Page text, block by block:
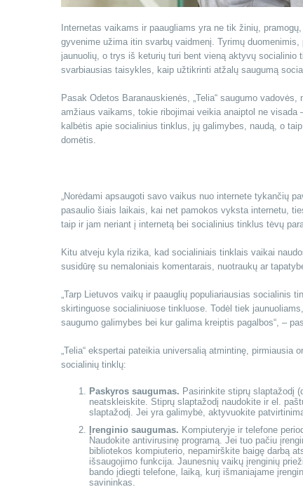
Internetas vaikams ir paaugliams yra ne tik žinių,
gyvenime užima itin svarbų vaidmenį. Tyrimų
jaunuolių, o trys iš keturių turi bent vieną aktyvų
svarbiausias taisykles, kaip užtikrinti atžalų saugumą
Pasak Odetos Baranauskienės, „Telia“ saugumo
amžiaus vaikams, tokie ribojimai veikia anaiptol ne visada –
kalbėtis apie socialinius tinklus, jų galimybes, naudą, o
domėtis.
„Norėdami apsaugoti savo vaikus nuo internete tykančių
pasaulio šiais laikais, kai net pamokos vyksta internetu,
taip ir jam neriant į internetą bei socialinius tinklus tėvų
Kitu atveju kyla rizika, kad socialiniais tinklais vaikai
susidūrę su nemaloniais komentarais, nuotraukų ar
„Tarp Lietuvos vaikų ir paauglių populiariausias socialinis
skirtinguose socialiniuose tinkluose. Todėl tiek
saugumo galimybes bei kur galima kreiptis pagalbos“, –
„Telia“ ekspertai pateikia universalią atmintinę, pirmiausia
socialinių tinklų:
Paskyros saugumas. Pasirinkite stiprų slaptažodį
neatskleiskite. Stiprų slaptažodį naudokite ir el.
slaptažodį. Jei yra galimybė, aktyvuokite
Įrenginio saugumas. Kompiuteryje ir telefone
Naudokite antivirusinę programą. Jei tuo pačiu
bibliotekos kompiuterio, nepamirškite baigę darbą
išsaugojimo funkcija. Jaunesnių vaikų įrenginių
bando įdiegti telefone, laiką, kurį išmaniajame
savininkas.